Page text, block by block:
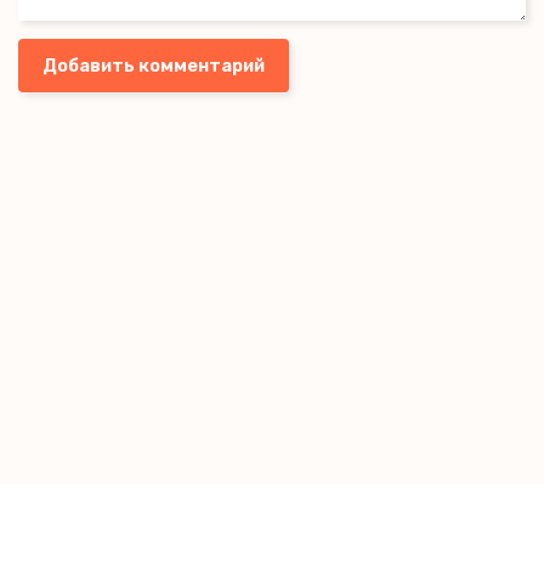
Добавить комментарий